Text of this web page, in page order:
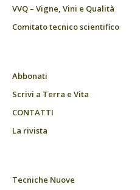
VVQ – Vigne, Vini e Qualità
Comitato tecnico scientifico
Abbonati
Scrivi a Terra e Vita
CONTATTI
La rivista
Tecniche Nuove